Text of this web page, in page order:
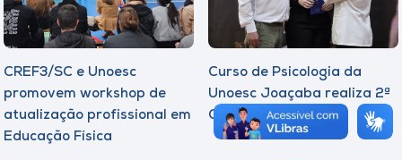
CREF3/SC e Unoesc
promovem workshop de
atualização profissional em
Educação Física
Curso de Psicologia da
Unoesc Joaçaba realiza 2ª
Cerimônia do Botton